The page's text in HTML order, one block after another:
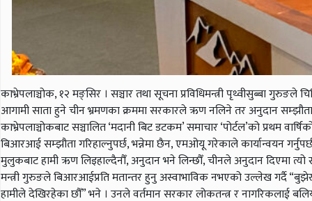
काभ्रेपलाञ्चोक, १२ मङ्सिर । सञ्चार तथा सूचना प्रविधिमन्त्री पृथ्वीसुब्बा
आगामी साता हुने चीन भ्रमणका क्रममा सरकारले ऋण नलिने तर अनुदान
काभ्रेपलाञ्चोकबाट सञ्चालित ‘मदानी बिट डटकम’ समाचार ‘पोर्टल’को
बिआरआई सम्झौता गरिहाल्नुपर्छ, भन्नेमा छैन, एमओयू गरेकाले कार्यान्वयन
मुलुकबाट हामी ऋण लिइहाल्दैनौँ, अनुदान भने लिन्छौँ, चीनले अनुदान दिएमा त्यो
मन्त्री गुरुङले बिआरआईप्रति मतान्तर हुनु अस्वाभाविक नभएको उल्लेख गर्दै
हामीले देखिरहेका छौँ” भने । उनले वर्तमान सरकार लोकतन्त्र र नागरिकलाई